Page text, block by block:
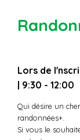
Lors de
| 9:30 - 12:00
Qui désire un
randonnées+.
Si vous le